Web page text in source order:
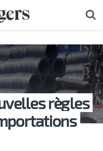
règles